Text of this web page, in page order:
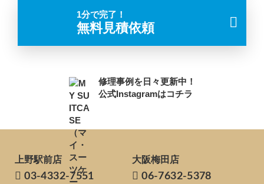
1分で完了！
無料見積依頼
修理事例を日々更新中！
公式Instagramはコチラ
上野駅前店
03-4332-7551
大阪梅田店
06-7632-5378